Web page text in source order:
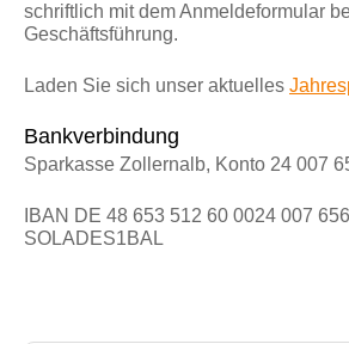
schriftlich mit dem Anmeldeformular
Geschäftsführung.
Laden Sie sich unser aktuelles
Bankverbindung
Sparkasse Zollernalb, Konto 24 007
IBAN DE 48 653 512 60 0024 007
SOLADES1BAL